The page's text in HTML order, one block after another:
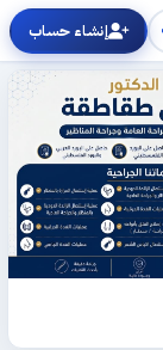
إنشاء حساب
احجز موعدك